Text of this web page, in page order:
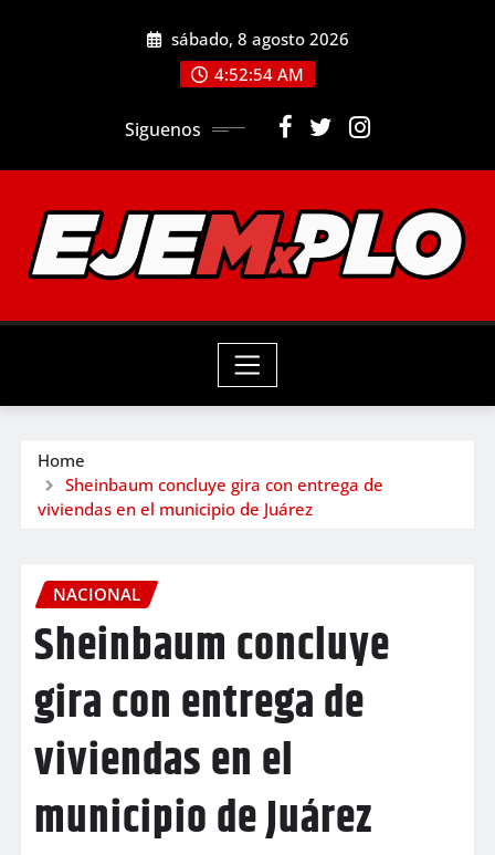
sábado, 8 agosto 2026
4:52:56 AM
Siguenos
Home
Sheinbaum concluye gira con entrega de
viviendas en el municipio de Juárez
NACIONAL
Sheinbaum concluye
gira con entrega de
viviendas en el
municipio de Juárez